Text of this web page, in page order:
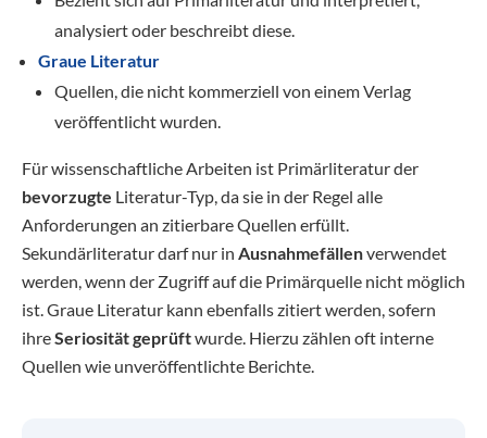
analysiert oder beschreibt diese.
Graue Literatur
Quellen, die nicht kommerziell von einem Verlag
veröffentlicht wurden.
Für wissenschaftliche Arbeiten ist Primärliteratur der
bevorzugte Literatur-Typ, da sie in der Regel alle
Anforderungen an zitierbare Quellen erfüllt.
Sekundärliteratur darf nur in Ausnahmefällenverwendet
werden, wenn der Zugriff auf die Primärquelle nicht möglich
ist. Graue Literatur kann ebenfalls zitiert werden, sofern
ihreSeriositätgeprüftwurde. Hierzu zählen oft interne
Quellen wie unveröffentlichte Berichte.